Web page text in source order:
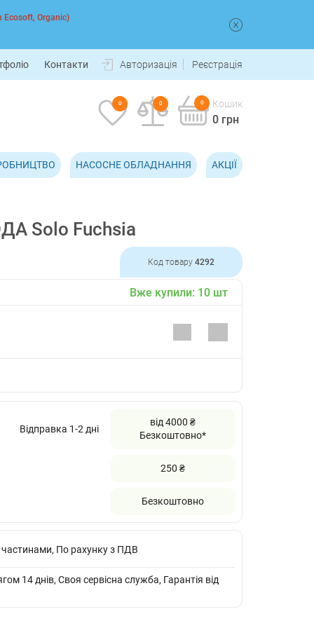
Ecosoft, Organic)
Контакти Авторизація Реєстрація
0 0 0 Кошик
0 грн
НАСОСНЕ ОБЛАДНАННЯ АКЦІЇ
Solo Fuchsia
Код товару 4292
Вже купили: 10 шт
Відправка 1-2 дні
від 4000 ₴
Безкоштовно*
250 ₴
Безкоштовно
По рахунку з ПДВ
14 днів, Своя сервісна служба, Гарантія від